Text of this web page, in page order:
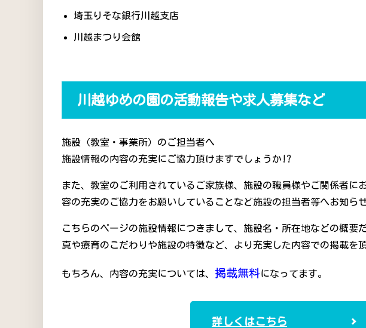
埼玉りそな銀行川越支店
川越まつり会館
川越ゆめの園の活動報告や求人募集など
施設（教室・事業所）のご担当者へ
施設情報の内容の充実にご協力頂けますでしょうか!?
また、教室のご利用されているご家族様、施設の職員様やご関係者に
容の充実のご協力をお願いしていることなど施設の担当者等へお知ら
こちらのページの施設情報につきまして、施設名・所在地などの概要
真や療育のこだわりや施設の特徴など、より充実した内容での掲載を頂
もちろん、内容の充実については、 掲載無料になってます。
詳しくはこちら